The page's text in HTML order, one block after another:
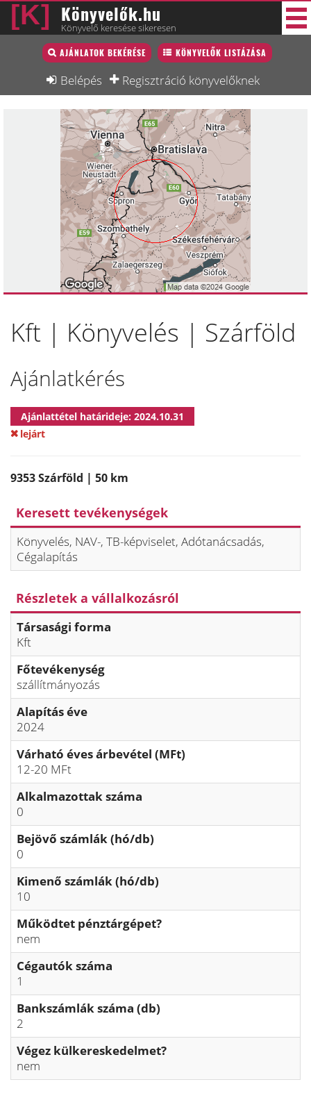
Könyvelők.hu
Könyvelő keresése sikeresen
AJÁNLATOK BEKÉRÉSE KÖNYVELŐK LISTÁZÁSA
Belépés Regisztráció könyvelőknek
Könyvelő lista
Könyvelési munkák
Képzésnaptár
Kft | Könyvelés | Szárföld
Ajánlatkérés
Ajánlattétel határideje: 2024.10.31
lejárt
9353 Szárföld | 50 km
Keresett tevékenységek
Könyvelés, NAV-, TB-képviselet, Adótanácsadás,
Cégalapítás
Részletek a vállalkozásról
Társasági forma
Kft
Főtevékenység
szállítmányozás
Alapítás éve
2024
Várható éves árbevétel (MFt)
12-20 MFt
Alkalmazottak száma
0
Bejövő számlák (hó/db)
0
Kimenő számlák (hó/db)
10
Működtet pénztárgépet?
nem
Cégautók száma
1
Bankszámlák száma (db)
2
Végez külkereskedelmet?
nem